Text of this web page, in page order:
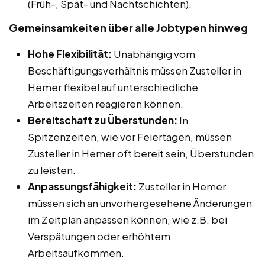
(Früh-, Spät- und Nachtschichten).
Gemeinsamkeiten über alle Jobtypen hinweg
Hohe Flexibilität: Unabhängig vom
Beschäftigungsverhältnis müssen Zusteller in
Hemer flexibel auf unterschiedliche
Arbeitszeiten reagieren können.
Bereitschaft zu Überstunden: In
Spitzenzeiten, wie vor Feiertagen, müssen
Zusteller in Hemer oft bereit sein, Überstunden
zu leisten.
Anpassungsfähigkeit: Zusteller in Hemer
müssen sich an unvorhergesehene Änderungen
im Zeitplan anpassen können, wie z.B. bei
Verspätungen oder erhöhtem
Arbeitsaufkommen.